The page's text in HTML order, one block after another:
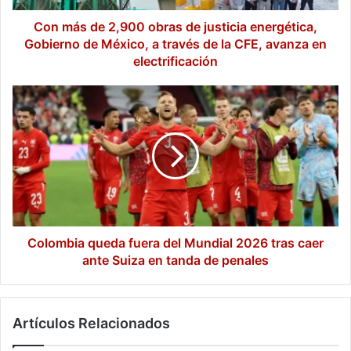
Gobierno
México,
de
la
CFE,
avanza
en
electrificación
Con más de 2,900 obras de justicia energética,
Gobierno de México, a través de la CFE, avanza en
electrificación
Colombia
queda
fuera
del
Mundial
2026
tras
caer
ante
SuizaColombia queda fuera del Mundial 2026 tras caer
ante Suiza en tanda de penales
Artículos Relacionados